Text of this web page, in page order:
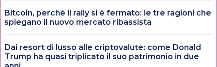
Bitcoin, perché il rally si è fermato: le tre ragioni che
spiegano il nuovo mercato ribassista
Dai resort di lusso alle criptovalute: come Donald
Trump ha quasi triplicato il suo patrimonio in due